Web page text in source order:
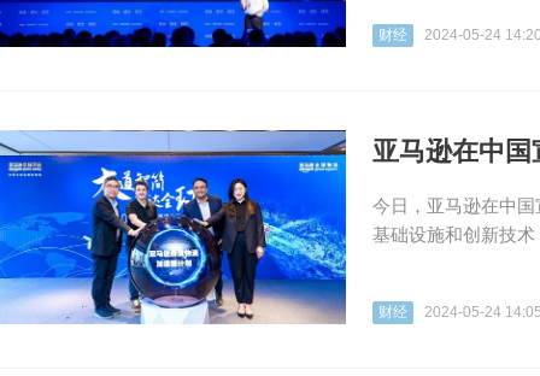
财经 2024-05-24
亚马逊在中国
今日，亚马逊在中国
基础设施和创新技
财经 2024-05-24